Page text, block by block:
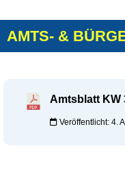
AMTS- &
Amtsblatt KW
Veröffentlicht: 4.